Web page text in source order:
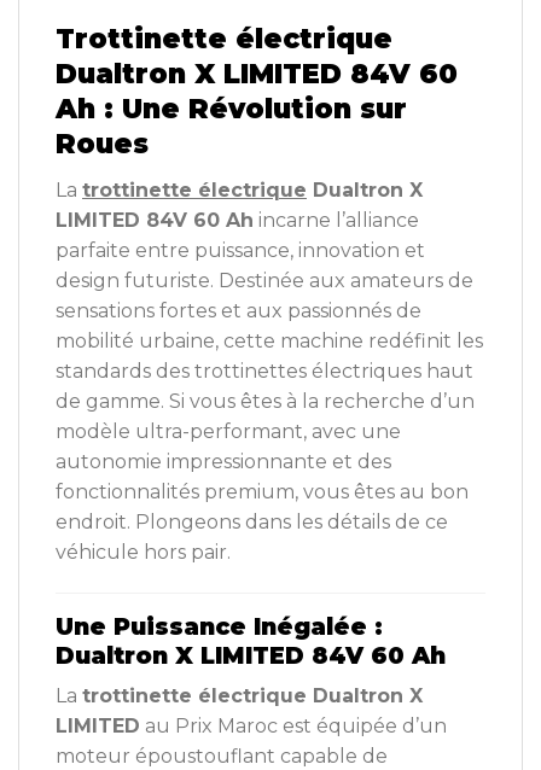
Trottinette électrique
Dualtron X LIMITED 84V 60
Ah : Une Révolution sur
Roues
La trottinette électrique Dualtron X
LIMITED 84V 60 Ah incarne l’alliance
parfaite entre puissance, innovation et
design futuriste. Destinée aux amateurs de
sensations fortes et aux passionnés de
mobilité urbaine, cette machine redéfinit les
standards des trottinettes électriques haut
de gamme. Si vous êtes à la recherche d’un
modèle ultra-performant, avec une
autonomie impressionnante et des
fonctionnalités premium, vous êtes au bon
endroit. Plongeons dans les détails de ce
véhicule hors pair.
Une Puissance Inégalée :
Dualtron X LIMITED 84V 60 Ah
La trottinette électrique Dualtron X
LIMITED au Prix Maroc est équipée d’un
moteur époustouflant capable de